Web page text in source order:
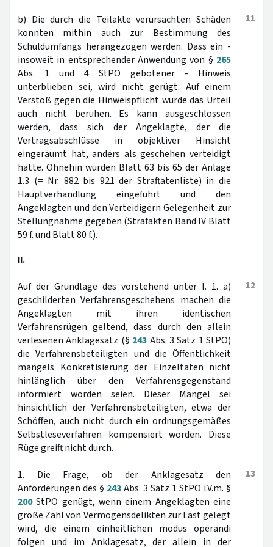
11
b) Die durch die Teilakte verursachten Schäden
konnten mithin auch zur Bestimmung des
Schuldumfangs herangezogen werden. Dass ein -
insoweit in entsprechender Anwendung von § 265
Abs. 1 und 4 StPO gebotener - Hinweis
unterblieben sei, wird nicht gerügt. Auf einem
Verstoß gegen die Hinweispflicht würde das Urteil
auch nicht beruhen. Es kann ausgeschlossen
werden, dass sich der Angeklagte, der die
Vertragsabschlüsse in objektiver Hinsicht
eingeräumt hat, anders als geschehen verteidigt
hätte. Ohnehin wurden Blatt 63 bis 65 der Anlage
1.3 (= Nr. 882 bis 921 der Straftatenliste) in die
Hauptverhandlung eingeführt und den
Angeklagten und den Verteidigern Gelegenheit zur
Stellungnahme gegeben (Strafakten Band IV Blatt
59 f. und Blatt 80 f.).
II.
12
Auf der Grundlage des vorstehend unter I. 1. a)
geschilderten Verfahrensgeschehens machen die
Angeklagten mit ihren identischen
Verfahrensrügen geltend, dass durch den allein
verlesenen Anklagesatz (§ 243 Abs. 3 Satz 1 StPO)
die Verfahrensbeteiligten und die Öffentlichkeit
mangels Konkretisierung der Einzeltaten nicht
hinlänglich über den Verfahrensgegenstand
informiert worden seien. Dieser Mangel sei
hinsichtlich der Verfahrensbeteiligten, etwa der
Schöffen, auch nicht durch ein ordnungsgemäßes
Selbstleseverfahren kompensiert worden. Diese
Rüge greift nicht durch.
13
1. Die Frage, ob der Anklagesatz den
Anforderungen des § 243Abs. 3 Satz 1 StPO i.V.m. §
200StPO genügt, wenn einem Angeklagten eine
große Zahl von Vermögensdelikten zur Last gelegt
wird, die einem einheitlichen modus operandi
folgen und im Anklagesatz, der allein in der